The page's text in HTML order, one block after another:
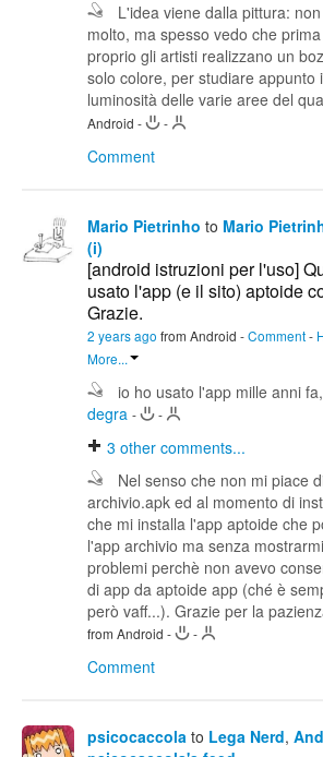
L'idea viene dalla pittura:
molto, ma spesso vedo che
proprio gli artisti realizzano un
solo colore, per studiare appunto
luminosità delle varie aree del
Android - -
Comment
Mario Pietrinho to Mario
(i)
[android istruzioni per l'uso]
usato l'app (e il sito) aptoide
Grazie.
2 years ago from Android -Comment-
More...
io ho usato l'app mille anni
degra - -
3 other comments...
Nel senso che non mi piace
archivio.apk ed al momento di
che mi installa l'app aptoide che
l'app archivio ma senza
problemi perchè non avevo
di app da aptoide app (ché è
però vaff...). Grazie per la
from Android - -
Comment
psicocaccola to Lega Nerd,